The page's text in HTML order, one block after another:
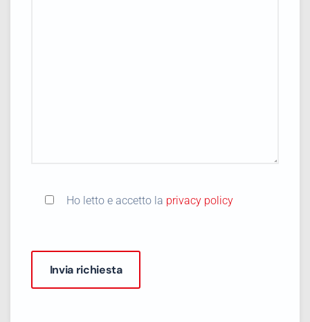
Ho letto e accetto la privacy policy